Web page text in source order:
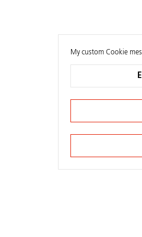
My custom Cookie